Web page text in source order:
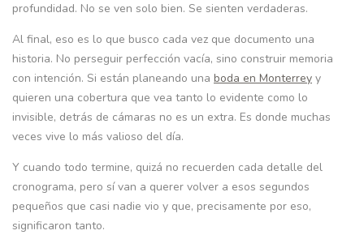
profundidad. No se ven solo bien. Se sienten verdaderas.
Al final, eso es lo que busco cada vez que documento una
historia. No perseguir perfección vacía, sino construir memoria
con intención. Si están planeando una boda en Monterrey y
quieren una cobertura que vea tanto lo evidente como lo
invisible, detrás de cámaras no es un extra. Es donde muchas
veces vive lo más valioso del día.
Y cuando todo termine, quizá no recuerden cada detalle del
cronograma, pero sí van a querer volver a esos segundos
pequeños que casi nadie vio y que, precisamente por eso,
significaron tanto.